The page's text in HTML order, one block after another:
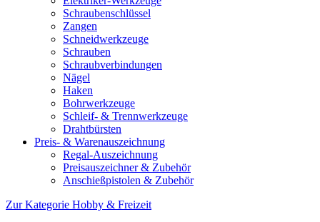
Schraubenschlüssel
Zangen
Schneidwerkzeuge
Schrauben
Schraubverbindungen
Nägel
Haken
Bohrwerkzeuge
Schleif- & Trennwerkzeuge
Drahtbürsten
Preis- & Warenauszeichnung
Regal-Auszeichnung
Preisauszeichner & Zubehör
Anschießpistolen & Zubehör
Zur Kategorie Hobby & Freizeit